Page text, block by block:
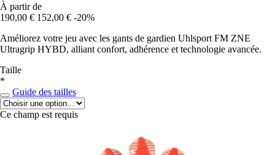
À partir de
190,00 € 152,00 € -20%
Améliorez votre jeu avec les gants de gardien Uhlsport FM ZNE
Ultragrip HYBD, alliant confort, adhérence et technologie avancée.
Taille
*
Guide des tailles
Ce champ est requis